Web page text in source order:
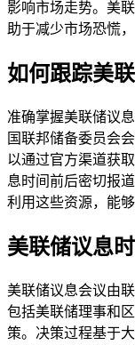
影响市场走势。美
助于减少市场恐慌
如何跟踪美
准确掌握美联储议
国联邦储备委员会
以通过官方渠道获
息时间前后密切报
利用这些资源，能
美联储议息
美联储议息会议由
包括美联储理事和
策。决策过程基于